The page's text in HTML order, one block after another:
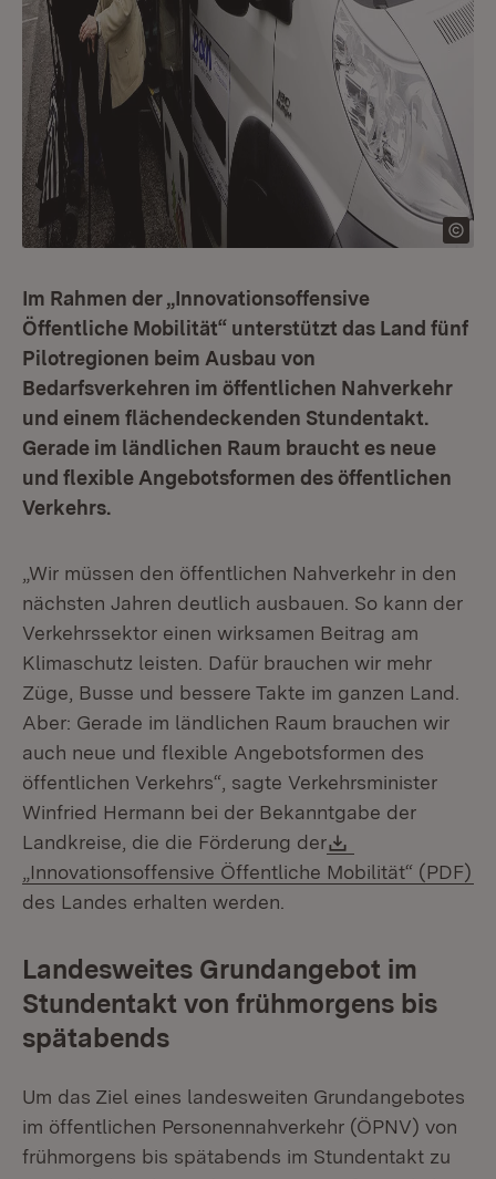
Im Rahmen der „Innovationsoffensive
Öffentliche Mobilität“ unterstützt das Land fünf
Pilotregionen beim Ausbau von
Bedarfsverkehren im öffentlichen Nahverkehr
und einem flächendeckenden Stundentakt.
Gerade im ländlichen Raum braucht es neue
und flexible Angebotsformen des öffentlichen
Verkehrs.
„Wir müssen den öffentlichen Nahverkehr in den
nächsten Jahren deutlich ausbauen. So kann der
Verkehrssektor einen wirksamen Beitrag am
Klimaschutz leisten. Dafür brauchen wir mehr
Züge, Busse und bessere Takte im ganzen Land.
Aber: Gerade im ländlichen Raum brauchen wir
auch neue und flexible Angebotsformen des
öffentlichen Verkehrs“, sagte Verkehrsminister
Winfried Hermann bei der Bekanntgabe der
Landkreise, die die Förderung der
„Innovationsoffensive Öffentliche Mobilität“ (PDF)
des Landes erhalten werden.
Landesweites Grundangebot im
Stundentakt von frühmorgens bis
spätabends
Um das Ziel eines landesweiten Grundangebotes
im öffentlichen Personennahverkehr (ÖPNV) von
frühmorgens bis spätabends im Stundentakt zu